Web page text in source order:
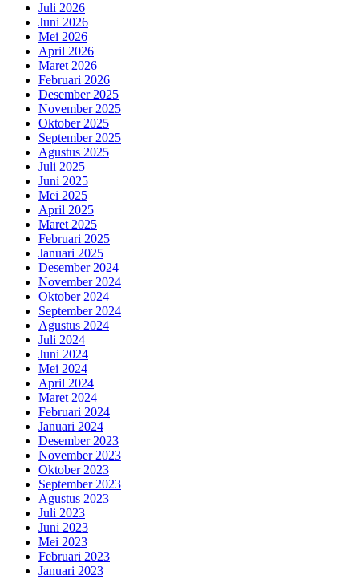
Juli 2026
Juni 2026
Mei 2026
April 2026
Maret 2026
Februari 2026
Desember 2025
November 2025
Oktober 2025
September 2025
Agustus 2025
Juli 2025
Juni 2025
Mei 2025
April 2025
Maret 2025
Februari 2025
Januari 2025
Desember 2024
November 2024
Oktober 2024
September 2024
Agustus 2024
Juli 2024
Juni 2024
Mei 2024
April 2024
Maret 2024
Februari 2024
Januari 2024
Desember 2023
November 2023
Oktober 2023
September 2023
Agustus 2023
Juli 2023
Juni 2023
Mei 2023
Februari 2023
Januari 2023